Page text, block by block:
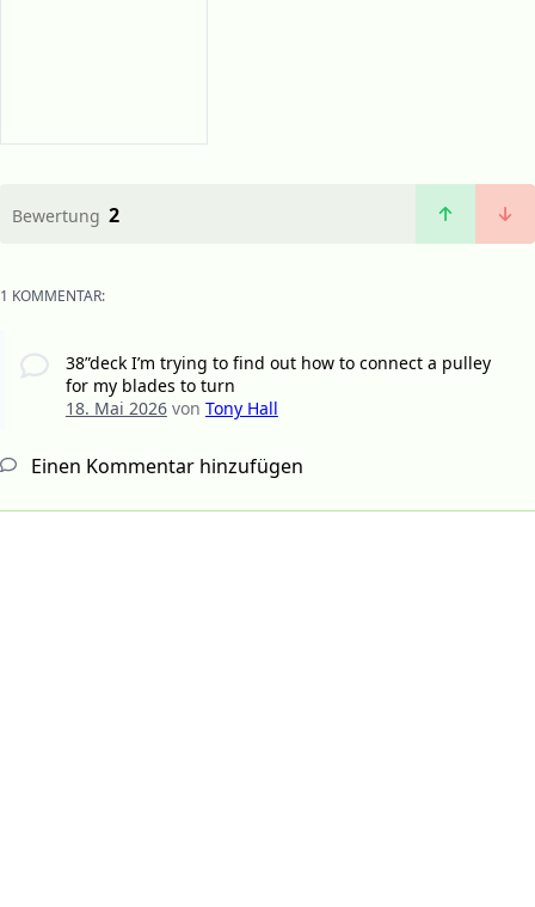
Bewertung 2
1 KOMMENTAR:
38”deck I’m trying to find out how to connect a pulley
for my blades to turn
18. Mai 2026von Tony Hall
Einen Kommentar hinzufügen